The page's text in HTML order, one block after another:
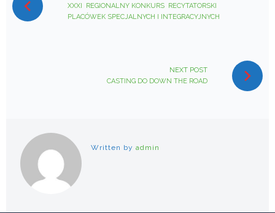
XXXI REGIONALNY KONKURS RECYTATORSKI
PLACÓWEK SPECJALNYCH I INTEGRACYJNYCH
NEXT POST
CASTING DO DOWN THE ROAD
Written by admin